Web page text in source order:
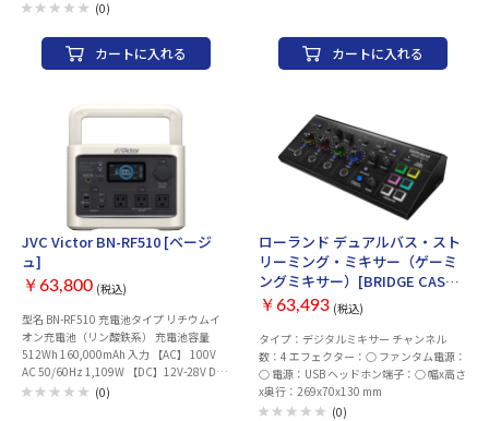
・SuperSign Control+（無料版）/ CMS対
(0)
カートに入れる
わせたセットアップを組むことで、より簡
単で正確な操作を可能にし、これまでにな
126.5 x 16.2 mm ・15xKey IPS Displayモ
ジュール：126.4 x 94.4 x 20.5 mm ・
5xFader Module：126.5 x 63 x 26.3 mm
・2xRoller Module：126.5 x 31.5 x 21.9
mm ＜コネクター＞ ・ベースモジュー
ル：Type C*4 & Pogo Pins *30 ・15xKey
IPS Displayモジュール：Pogo Pin ・
5xFader Module：Pogo Pin ・2xRoller
Module：Pogo Pin ＜定格電圧＞ ・ベース
モジュール：5V ・15xKey IPS Displayモ
ジュール：5V ・5xFader Module：5V ・
2xRoller Module：5V ＜安全電流＞ ・ベー
Displayモジュール：300mA ・5xFader
Module：300mA ・2xRoller Module：
150mA ＜USB＞ ・ベースモジュール：
USB 2.0 ・15xKey IPS Displayモジュー
ル：USB 2.0 ・5xFader Module：USB 2.0
カートに入れる
JVC Victor BN-RF510 [ベージ
ュ]
￥63,800 (税込)
型名 BN-RF510 充電池タイプ リチウムイ
オン充電池（リン酸鉄系） 充電池容量
512Wh 160,000mAh 入力 【AC】 100V
AC 50/60Hz 1,109W 【DC】12V-28V DC
240W AC出力 【AC×3】 100V AC 6 A
(0)
ローランド デュアルバス・スト
リーミング・ミキサー（ゲーミ
ングミキサー）[BRIDGE CAST
X]
￥63,493 (税込)
タイプ：デジタルミキサー チャンネル
数：4 エフェクター：○ ファンタム電源：
○ 電源：USB ヘッドホン端子：○ 幅x高さ
x奥行：269x70x130 mm
(0)